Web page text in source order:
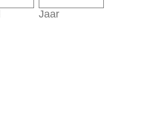
Jaar